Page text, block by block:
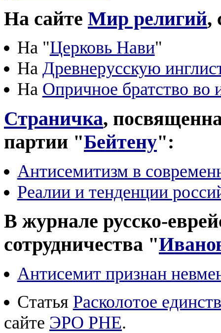
На сайте Мир религий,
На "Церковь Нави"
На Древнерусскую
На Опричное братство
Страничка,
партии "Бейтену":
Антисемитизм в
Реалии и тенденции
В журнале русско-
сотрудничества "
Антисемит признан
Статья Расколотое
сайте ЭРО РНЕ.